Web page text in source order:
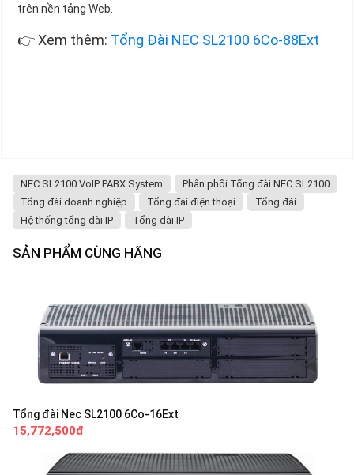
trên nền tảng Web.
👉 Xem thêm: Tổng Đài NEC SL2100 6Co-88Ext
NEC SL2100 VoIP PABX System
Phân phối Tổng đài NEC SL2100
Tổng đài doanh nghiệp
Tổng đài điện thoại
Tổng đài
Hệ thống tổng đài IP
Tổng đài IP
SẢN PHẨM CÙNG HÃNG
Tổng đài Nec SL2100 6Co-16Ext
15,772,500đ